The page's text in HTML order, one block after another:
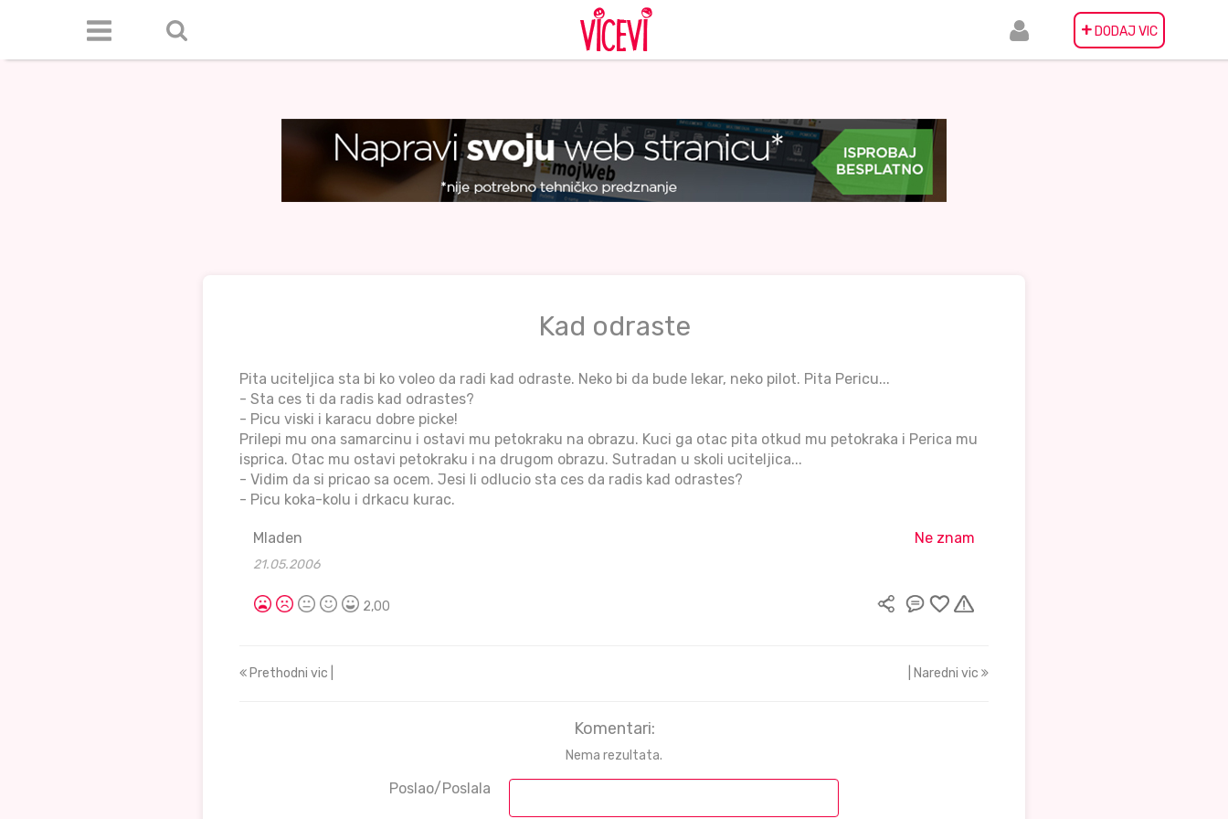
+ DODAJ VIC
Kad odraste
Pita uciteljica sta bi ko voleo da radi kad odraste. Neko bi da bude lekar, neko pilot. Pita Pericu...
- Sta ces ti da radis kad odrastes?
- Picu viski i karacu dobre picke!
Prilepi mu ona samarcinu i ostavi mu petokraku na obrazu. Kuci ga otac pita otkud mu petokraka i Perica mu
isprica. Otac mu ostavi petokraku i na drugom obrazu. Sutradan u skoli uciteljica...
- Vidim da si pricao sa ocem. Jesi li odlucio sta ces da radis kad odrastes?
- Picu koka-kolu i drkacu kurac.
Mladen
21.05.2006
Ne znam
2,00
Prethodni vic | | Naredni vic
Komentari:
Nema rezultata.
Poslao/Poslala